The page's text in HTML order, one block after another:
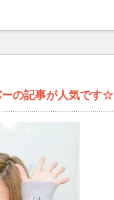
の記事が人気です☆